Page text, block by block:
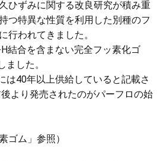
ひずみに関する改良研究が積み重
つ特異な性質を利用した別種のフ
行われてきました。
結合を含まない完全フッ素化ゴ
した。
は40年以上供給していると記載さ
より発売されたのがパーフロの始
ゴム」参照）